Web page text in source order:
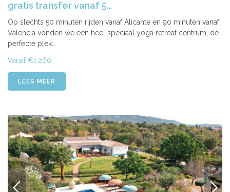
gratis transfer vanaf 5…
Op slechts 50 minuten rijden vanaf Alicante en 90 minuten vanaf
Valencia vonden we een heel speciaal yoga retreat centrum, dé
perfecte plek…
Vanaf €1,260
LEES MEER
VORIGE